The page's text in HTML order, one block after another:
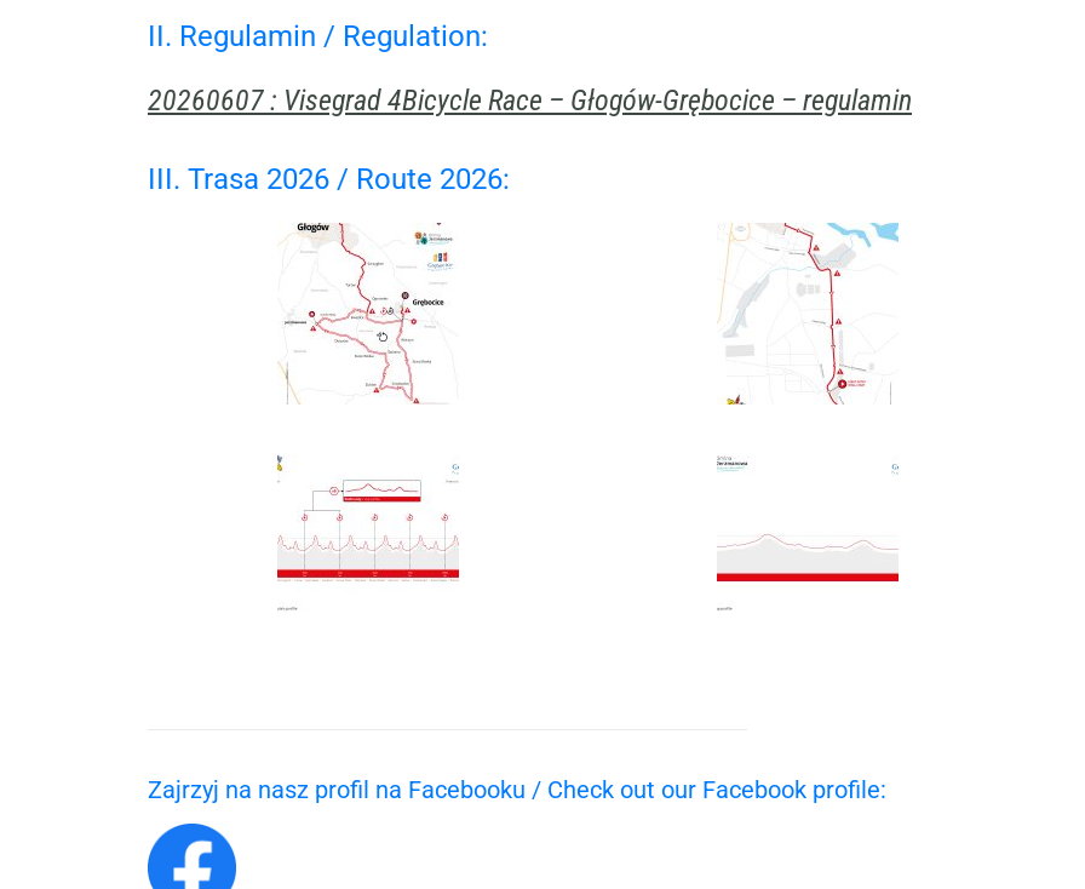
II. Regulamin / Regulation:
20260607 : Visegrad 4Bicycle Race – Głogów-Grębocice – regulamin
III. Trasa 2026 / Route 2026:
Zajrzyj na nasz profil na Facebooku / Check out our Facebook profile: